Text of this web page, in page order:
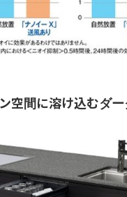
空間に溶け込むダ